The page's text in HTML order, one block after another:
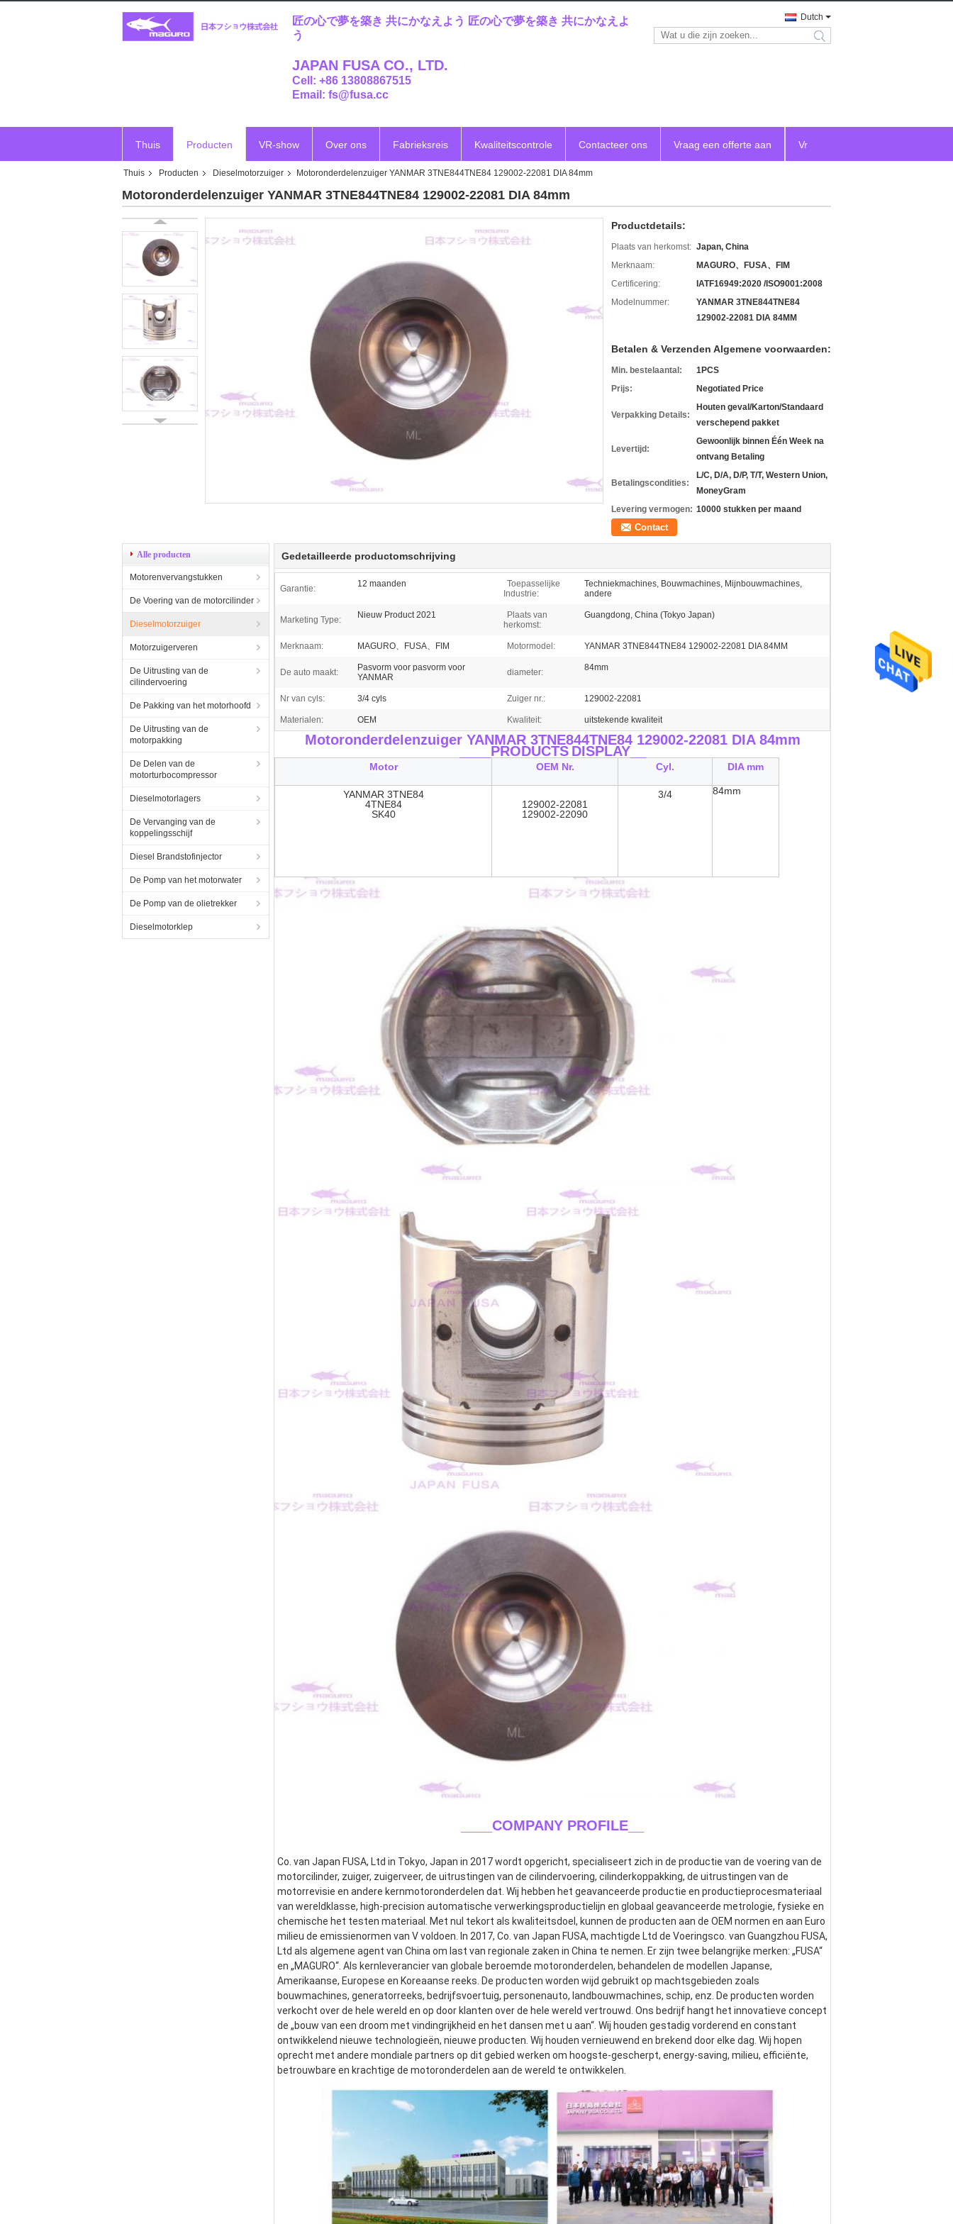
匠の心で夢を築き 共にかなえよう 匠の心で夢を築き 共にかなえよ
う
JAPAN FUSA CO., LTD.
Cell: +86 13808867515
Email: fs@fusa.cc
Dutch
search
Thuis Producten VR-show Over ons Fabrieksreis Kwaliteitscontrole Contacteer ons Vraag een offerte aan Vr
Thuis Producten Dieselmotorzuiger Motoronderdelenzuiger YANMAR 3TNE844TNE84 129002-22081 DIA 84mm
Motoronderdelenzuiger YANMAR 3TNE844TNE84 129002-22081 DIA 84mm
Productdetails:
Plaats van herkomst: Japan, China
Merknaam:
MAGURO、FUSA、FIM
Certificering:
IATF16949:2020 /ISO9001:2008
Modelnummer:
YANMAR 3TNE844TNE84
129002-22081 DIA 84MM
Betalen & Verzenden Algemene voorwaarden:
Min. bestelaantal:
1PCS
Prijs:
Negotiated Price
Verpakking Details:
Houten geval/Karton/Standaard
verschepend pakket
Levertijd:
Gewoonlijk binnen Één Week na
ontvang Betaling
Betalingscondities:
L/C, D/A, D/P, T/T, Western Union,
MoneyGram
Levering vermogen: 10000 stukken per maand
Contact
Alle producten
Motorenvervangstukken
De Voering van de motorcilinder
Dieselmotorzuiger
Motorzuigerveren
De Uitrusting van de
cilindervoering
De Pakking van het motorhoofd
De Uitrusting van de
motorpakking
De Delen van de
motorturbocompressor
Dieselmotorlagers
De Vervanging van de
koppelingsschijf
Diesel Brandstofinjector
De Pomp van het motorwater
De Pomp van de olietrekker
Dieselmotorklep
Gedetailleerde productomschrijving
Garantie: 12 maanden
Toepasselijke
Industrie:
Techniekmachines, Bouwmachines, Mijnbouwmachines,
andere
Marketing Type: Nieuw Product 2021
Plaats van
herkomst:
Guangdong, China (Tokyo Japan)
Merknaam: MAGURO、FUSA、FIM Motormodel: YANMAR 3TNE844TNE84 129002-22081 DIA 84MM
De auto maakt:
Pasvorm voor pasvorm voor
YANMAR
diameter: 84mm
Nr van cyls: 3/4 cyls Zuiger nr.: 129002-22081
Materialen: OEM Kwaliteit: uitstekende kwaliteit
Motoronderdelenzuiger YANMAR 3TNE844TNE84 129002-22081 DIA 84mm
____PRODUCTS DISPLAY__
Motor OEM Nr. Cyl. DIA mm
YANMAR 3TNE84
4TNE84
SK40
129002-22081
129002-22090
3/4 84mm
____COMPANY PROFILE__
Co. van Japan FUSA, Ltd in Tokyo, Japan in 2017 wordt opgericht, specialiseert zich in de productie van de voering van de
motorcilinder, zuiger, zuigerveer, de uitrustingen van de cilindervoering, cilinderkoppakking, de uitrustingen van de
motorrevisie en andere kernmotoronderdelen dat. Wij hebben het geavanceerde productie en productieprocesmateriaal
van wereldklasse, high-precision automatische verwerkingsproductielijn en globaal geavanceerde metrologie, fysieke en
chemische het testen materiaal. Met nul tekort als kwaliteitsdoel, kunnen de producten aan de OEM normen en aan Euro
milieu de emissienormen van V voldoen. In 2017, Co. van Japan FUSA, machtigde Ltd de Voeringsco. van Guangzhou FUSA,
Ltd als algemene agent van China om last van regionale zaken in China te nemen. Er zijn twee belangrijke merken: „FUSA“
en „MAGURO“. Als kernleverancier van globale beroemde motoronderdelen, behandelen de modellen Japanse,
Amerikaanse, Europese en Koreaanse reeks. De producten worden wijd gebruikt op machtsgebieden zoals
bouwmachines, generatorreeks, bedrijfsvoertuig, personenauto, landbouwmachines, schip, enz. De producten worden
verkocht over de hele wereld en op door klanten over de hele wereld vertrouwd. Ons bedrijf hangt het innovatieve concept
de „bouw van een droom met vindingrijkheid en het dansen met u aan“. Wij houden gestadig vorderend en constant
ontwikkelend nieuwe technologieën, nieuwe producten. Wij houden vernieuwend en brekend door elke dag. Wij hopen
oprecht met andere mondiale partners op dit gebied werken om hoogste-gescherpt, energy-saving, milieu, efficiënte,
betrouwbare en krachtige de motoronderdelen aan de wereld te ontwikkelen.